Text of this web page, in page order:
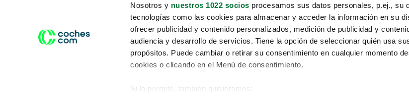
Nosotros y nuestros 1022 socios procesamos sus datos personales, p.ej., su
tecnologías como las cookies para almacenar y acceder la información en su
ofrecer publicidad y contenido personalizados, medición de publicidad y
audiencia y desarrollo de servicios. Tiene la opción de seleccionar quién usa
propósitos. Puede cambiar o retirar su consentimiento en cualquier momento
cookies o clicando en el Menú de consentimiento.
Si lo permite, también quisiéramos:
Conduce tu futuro,
desata tu movilidad